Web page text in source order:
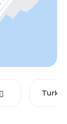
Turku